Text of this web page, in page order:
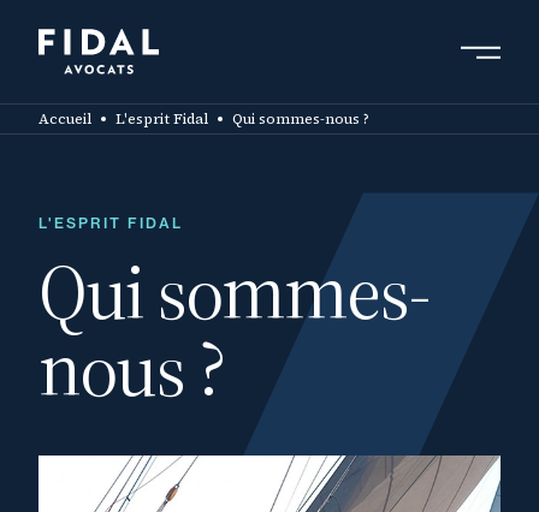
contenu
principal
Accueil L'esprit Fidal Qui sommes-nous ?
L'ESPRIT FIDAL
Qui sommes-
nous ?